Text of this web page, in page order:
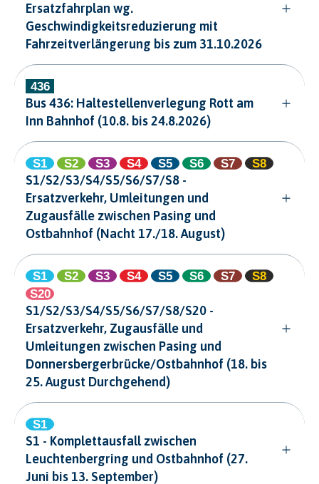
Ersatzfahrplan wg.
Geschwindigkeitsreduzierung mit
Fahrzeitverlängerung bis zum 31.10.2026
Bus 436: Haltestellenverlegung Rott am
Inn Bahnhof (10.8. bis 24.8.2026)
S1/S2/S3/S4/S5/S6/S7/S8 -
Ersatzverkehr, Umleitungen und
Zugausfälle zwischen Pasing und
Ostbahnhof (Nacht 17./18. August)
S1/S2/S3/S4/S5/S6/S7/S8/S20 -
Ersatzverkehr, Zugausfälle und
Umleitungen zwischen Pasing und
Donnersbergerbrücke/Ostbahnhof (18. bis
25. August Durchgehend)
S1 - Komplettausfall zwischen
Leuchtenbergring und Ostbahnhof (27.
Juni bis 13. September)